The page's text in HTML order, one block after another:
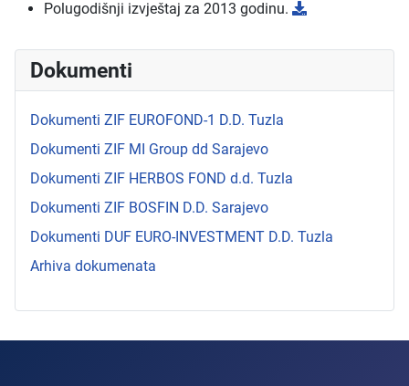
Polugodišnji izvještaj za 2013 godinu.
Dokumenti
Dokumenti ZIF EUROFOND-1 D.D. Tuzla
Dokumenti ZIF MI Group dd Sarajevo
Dokumenti ZIF HERBOS FOND d.d. Tuzla
Dokumenti ZIF BOSFIN D.D. Sarajevo
Dokumenti DUF EURO-INVESTMENT D.D. Tuzla
Arhiva dokumenata